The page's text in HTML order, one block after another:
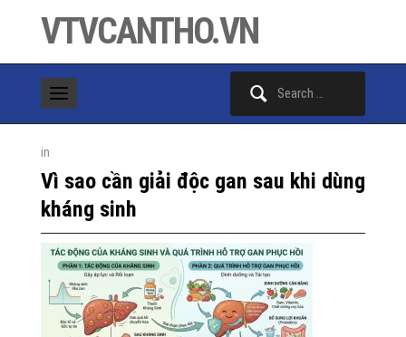
VTVCANTHO.VN
in
Vì sao cần giải độc gan sau khi dùng
kháng sinh